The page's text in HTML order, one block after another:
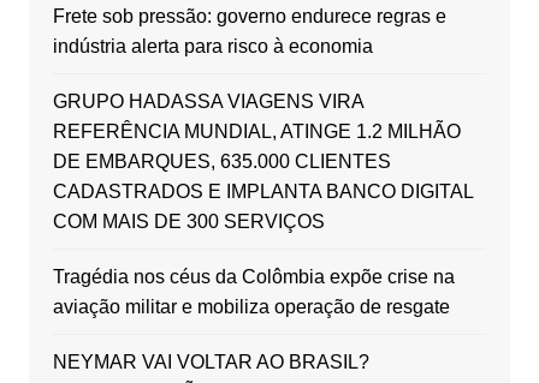
Frete sob pressão: governo endurece regras e
indústria alerta para risco à economia
GRUPO HADASSA VIAGENS VIRA
REFERÊNCIA MUNDIAL, ATINGE 1.2 MILHÃO
DE EMBARQUES, 635.000 CLIENTES
CADASTRADOS E IMPLANTA BANCO DIGITAL
COM MAIS DE 300 SERVIÇOS
Tragédia nos céus da Colômbia expõe crise na
aviação militar e mobiliza operação de resgate
NEYMAR VAI VOLTAR AO BRASIL?